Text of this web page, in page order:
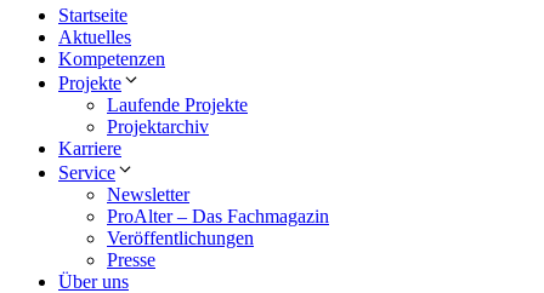
Startseite
Aktuelles
Kompetenzen
Projekte
Laufende Projekte
Projektarchiv
Karriere
Service
Newsletter
ProAlter – Das Fachmagazin
Veröffentlichungen
Presse
Über uns